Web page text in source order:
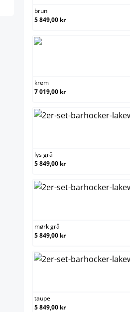
brun
5 849,00 kr
krem
7 019,00 kr
lys grå
5 849,00 kr
mørk grå
5 849,00 kr
taupe
5 849,00 kr